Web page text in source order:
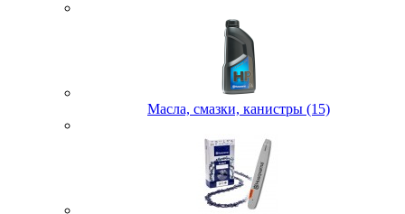
Масла, смазки, канистры (15)